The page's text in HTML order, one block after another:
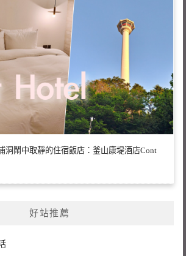
洞鬧中取靜的住宿飯店：釜山康堤酒店Cont
好站推薦